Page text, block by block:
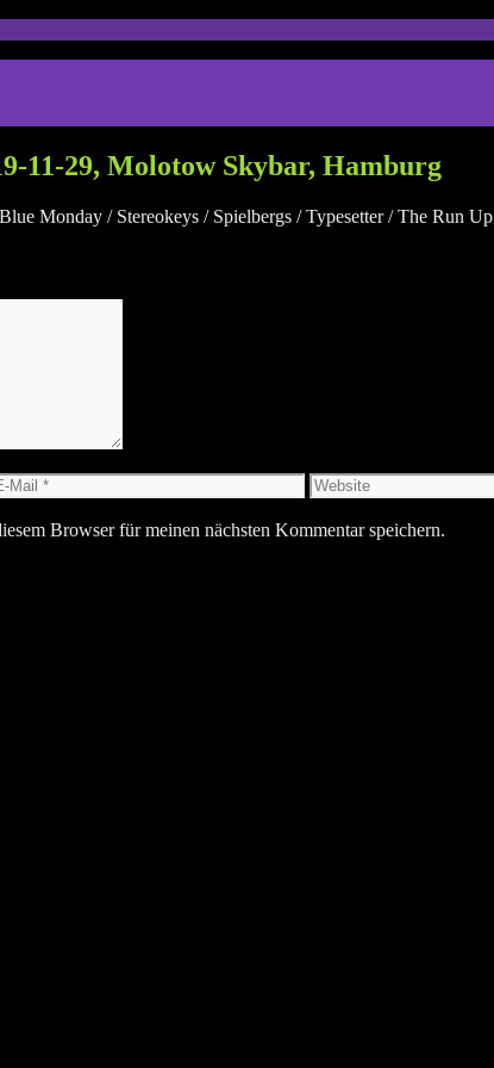
11-29, Molotow Skybar, Hamburg
Monday / Stereokeys / Spielbergs / Typesetter / The Run Up
Website
Browser für meinen nächsten Kommentar speichern.